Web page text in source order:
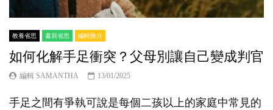
教養省思 書寫省思 編輯推介
如何化解手足衝突？父母別讓自己變成判官
編輯 SAMANTHA 13/01/2025
手足之間有爭執可說是每個二孩以上的家庭中常見的